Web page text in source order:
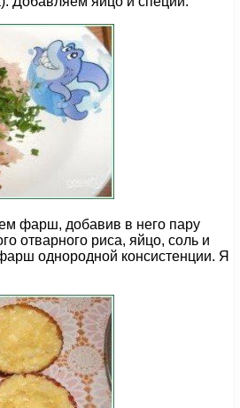
фарш, добавив в него пару
отварного риса, яйцо, соль и
однородной консистенции. Я